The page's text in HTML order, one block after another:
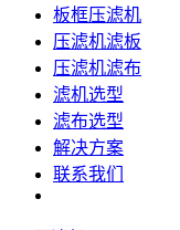
板框压滤机
压滤机滤板
压滤机滤布
滤机选型
滤布选型
解决方案
联系我们